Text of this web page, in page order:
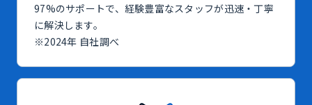
97%のサポートで、経験豊富なスタッフが迅速・丁寧
に解決します。
※2024年 自社調べ